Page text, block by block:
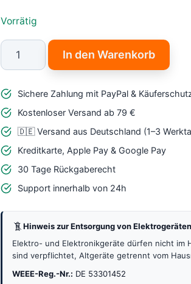
Vorrätig
RGB
LED
12
WS2812
Addressable
NeoPixel
Ring
Menge
In den Warenkorb
Sichere Zahlung mit PayPal &
Kostenloser Versand ab 79 €
🇩🇪 Versand aus Deutschland (1–3
Kreditkarte, Apple Pay & Google Pay
30 Tage Rückgaberecht
Support innerhalb von 24h
Hinweis zur Entsorgung von Elektrogeräten
Elektro- und Elektronikgeräte dürfen nicht im
sind verpflichtet, Altgeräte getrennt vom
WEEE-Reg.-Nr.: DE 53301452